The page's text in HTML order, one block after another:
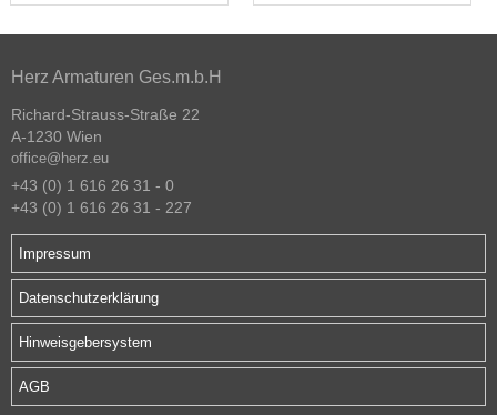
Herz Armaturen Ges.m.b.H
Richard-Strauss-Straße 22
A-1230 Wien
office@herz.eu
+43 (0) 1 616 26 31 - 0
+43 (0) 1 616 26 31 - 227
Impressum
Datenschutzerklärung
Hinweisgebersystem
AGB